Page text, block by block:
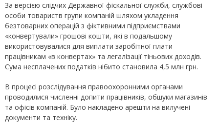
За версією слідчих Державної фіскальної служби, службові
особи товариств групи компаній шляхом укладення
безтоварних операцій з фіктивними підприємствами
«конвертували» грошові кошти, які в подальшому
використовувалися для виплати заробітної плати
працівникам «в конвертах» та легалізації тіньових доходів.
Сума несплачених податків нібито становила 4,5 млн грн.
В процесі розслідування правоохоронними органами
проводилися численні допити працівників, обшуки магазинів
та офісів компаній. Було накладено арешти на вилучені
документи та техніку.